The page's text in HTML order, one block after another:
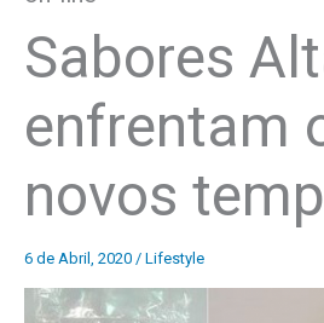
Sabores
enfrentam
novos
6 de Abril, 2020 / Lifestyle